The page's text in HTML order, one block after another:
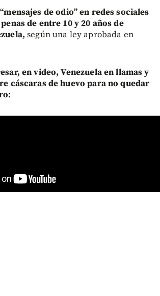
“mensajes de odio” en redes sociales
de entre 10 y 20 años de
según una ley aprobada en
en video, Venezuela en llamas y
cáscaras de huevo para no quedar